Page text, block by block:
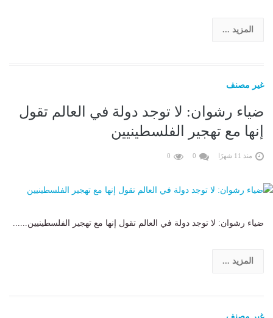
المزيد ...
غير مصنف
ضياء رشوان: لا توجد دولة في العالم تقول
إنها مع تهجير الفلسطينيين
منذ 11 شهرًا 0
0
ضياء رشوان: لا توجد دولة في العالم تقول إنها مع تهجير الفلسطينيين......
المزيد ...